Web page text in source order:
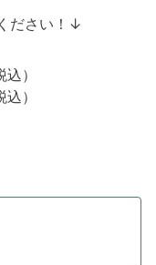
ださい！↓
）
）